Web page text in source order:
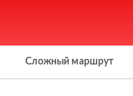
Сложный маршрут